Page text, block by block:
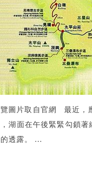
圖片取自官網 最近，
湖面在午後緊緊勾鎖
透露。 ...